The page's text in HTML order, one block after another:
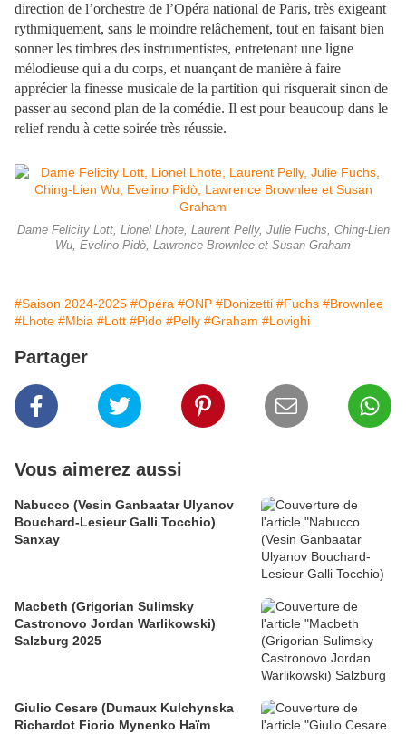
direction de l’orchestre de l’Opéra national de Paris, très exigeant
rythmiquement, sans le moindre relâchement, tout en faisant bien
sonner les timbres des instrumentistes, entretenant une ligne
mélodieuse qui a du corps, et nuançant de manière à faire
apprécier la finesse musicale de la partition qui risquerait sinon de
passer au second plan de la comédie. Il est pour beaucoup dans le
relief rendu à cette soirée très réussie.
Dame Felicity Lott, Lionel Lhote, Laurent Pelly, Julie Fuchs, Ching-Lien
Wu, Evelino Pidò, Lawrence Brownlee et Susan Graham
#Saison 2024-2025 #Opéra #ONP #Donizetti #Fuchs #Brownlee
#Lhote #Mbia #Lott #Pido #Pelly #Graham #Lovighi
Partager
Vous aimerez aussi
Nabucco (Vesin Ganbaatar Ulyanov
Bouchard-Lesieur Galli Tocchio)
Sanxay
Macbeth (Grigorian Sulimsky
Castronovo Jordan Warlikowski)
Salzburg 2025
Giulio Cesare (Dumaux Kulchynska
Richardot Fiorio Mynenko Haïm